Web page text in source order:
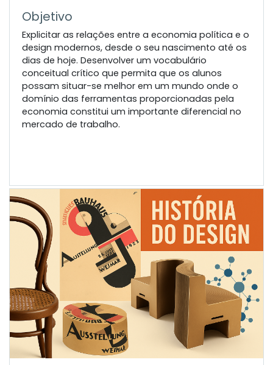
Objetivo
Explicitar as relações entre a economia política e o
design modernos, desde o seu nascimento até os
dias de hoje. Desenvolver um vocabulário
conceitual crítico que permita que os alunos
possam situar-se melhor em um mundo onde o
domínio das ferramentas proporcionadas pela
economia constitui um importante diferencial no
mercado de trabalho.